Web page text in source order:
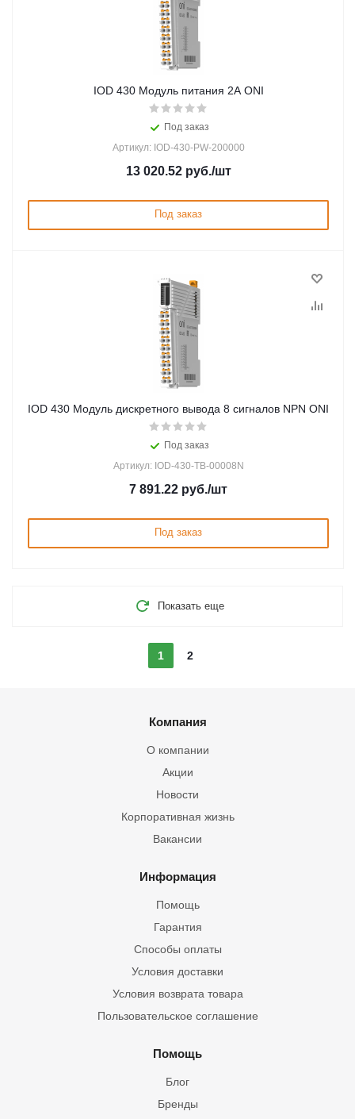
IOD 430 Модуль питания 2А ONI
Под заказ
Артикул: IOD-430-PW-200000
13 020.52руб./шт
Под заказ
IOD 430 Модуль дискретного вывода 8 сигналов NPN ONI
Под заказ
Артикул: IOD-430-TB-00008N
7 891.22 руб./шт
Под заказ
Показать еще
1 2
Компания
О компании
Акции
Новости
Корпоративная жизнь
Вакансии
Информация
Помощь
Гарантия
Способы оплаты
Условия доставки
Условия возврата товара
Пользовательское соглашение
Помощь
Блог
Бренды